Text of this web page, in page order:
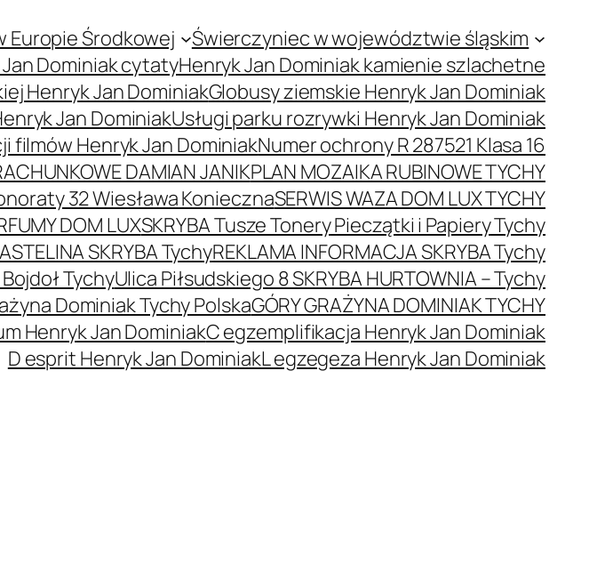
Europie Środkowej
Świerczyniec w województwie śląskim
Dominiak cytatyHenryk Jan Dominiak kamienie szlachetne
Henryk Jan DominiakGlobusy ziemskie Henryk Jan Dominiak
Jan DominiakUsługi parku rozrywki Henryk Jan Dominiak
filmów Henryk Jan DominiakNumer ochrony R 287521 Klasa 16
DAMIAN JANIKPLAN MOZAIKA RUBINOWE TYCHY
32 Wiesława KoniecznaSERWIS WAZA DOM LUX TYCHY
DOM LUXSKRYBA Tusze Tonery Pieczątki i Papiery Tychy
SKRYBA TychyREKLAMA INFORMACJA SKRYBA Tychy
TychyUlica Piłsudskiego 8 SKRYBA HURTOWNIA – Tychy
Dominiak Tychy PolskaGÓRY GRAŻYNA DOMINIAK TYCHY
Henryk Jan DominiakC egzemplifikacja Henryk Jan Dominiak
D esprit Henryk Jan DominiakL egzegeza Henryk Jan Dominiak